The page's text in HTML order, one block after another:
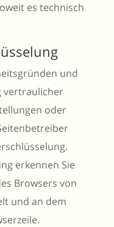
es technisch
und
vertraulicher
oder
erkennen Sie
Browsers von
und an dem